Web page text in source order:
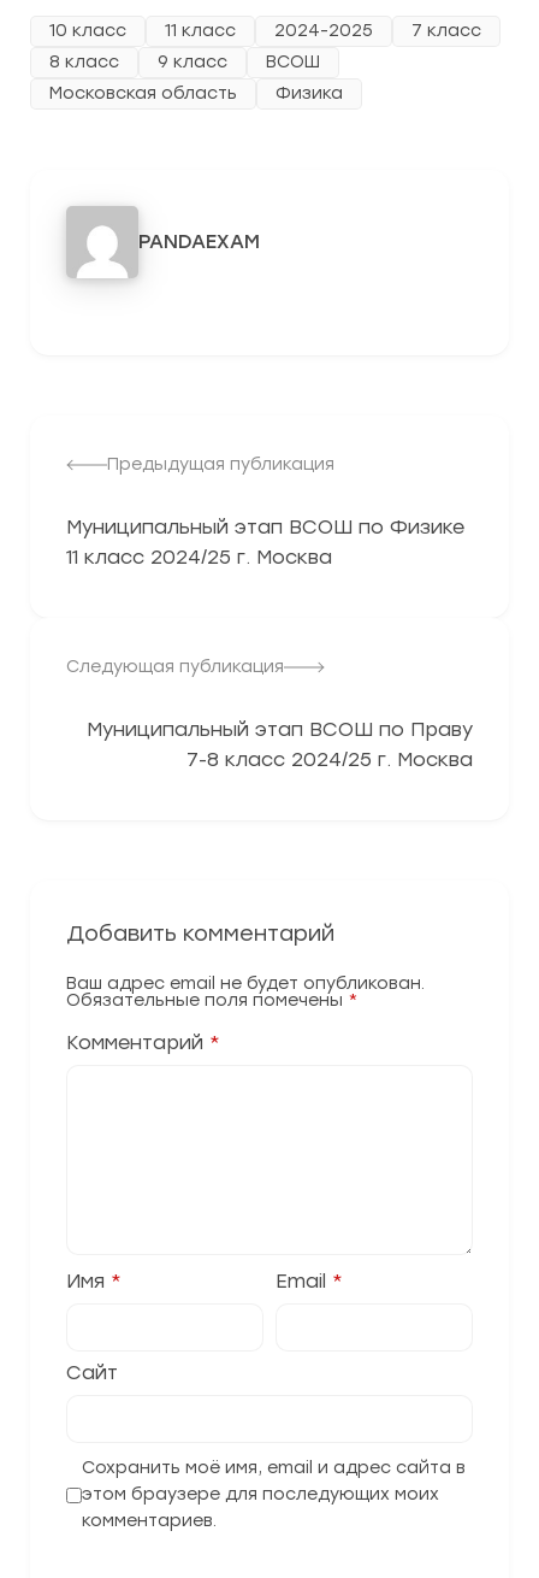
10 класс 11 класс 2024-2025
7 класс
8 класс
9 класс
ВСОШ
Московская область
Физика
PANDAEXAM
Предыдущая публикация
Муниципальный этап ВСОШ по Физике
11 класс 2024/25 г. Москва
Следующая публикация
Муниципальный этап ВСОШ по Праву
7-8 класс 2024/25 г. Москва
Добавить комментарий
Ваш адрес email не будет опубликован.
Обязательные поля помечены *
Комментарий *
Имя * Email *
Сайт
Сохранить моё имя, email и адрес сайта в
этом браузере для последующих моих
комментариев.